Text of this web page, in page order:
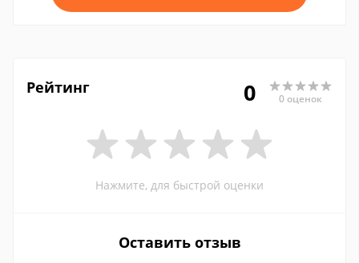
Рейтинг 0 0 оценок
Нажмите, для быстрой оценки
Оставить отзыв